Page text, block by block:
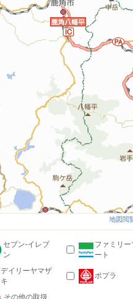
地図閲
セブン-イレブ
ン
ファミリー
ート
デイリーヤマザ
キ
ポプラ
その他の取扱